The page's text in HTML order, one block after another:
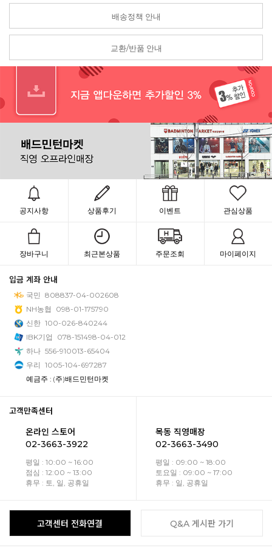
배송정책 안내
교환/반품 안내
공지사항 상품후기 이벤트 관심상품
장바구니 최근본상품 주문조회 마이페이지
입금 계좌 안내
국민 808837-04-002608
NH농협
098-01-175790
신한 100-026-840244
IBK기업
078-151498-04-012
하나 556-910013-65404
우리 1005-104-697287
예금주 : (주)배드민턴마켓
고객만족센터
온라인 스토어
02-3663-3922
평일 : 10:00 ~ 16:00
점심 : 12:00 ~ 13:00
휴무 : 토, 일, 공휴일
목동 직영매장
02-3663-3490
평일 : 09:00 ~ 18:00
토요일 : 09:00 ~ 17:00
휴무 : 일, 공휴일
고객센터 전화연결 Q&A 게시판 가기